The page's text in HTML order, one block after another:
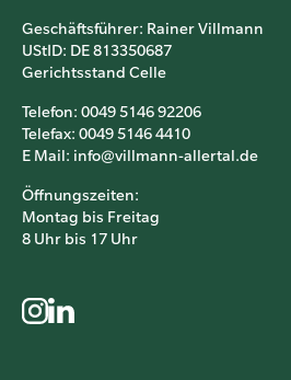
Geschäftsführer: Rainer Villmann
UStID: DE 813350687
Gerichtsstand Celle
Telefon: 0049 5146 92206
Telefax: 0049 5146 4410
E Mail: info@villmann-allertal.de
Öffnungszeiten:
Montag bis Freitag
8 Uhr bis 17 Uhr